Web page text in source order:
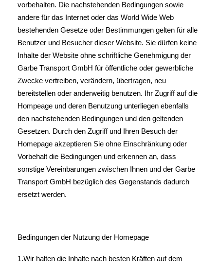
vorbehalten. Die nachstehenden Bedingungen sowie
andere für das Internet oder das World Wide Web
bestehenden Gesetze oder Bestimmungen gelten für alle
Benutzer und Besucher dieser Website. Sie dürfen keine
Inhalte der Website ohne schriftliche Genehmigung der
Garbe Transport GmbH für öffentliche oder gewerbliche
Zwecke vertreiben, verändern, übertragen, neu
bereitstellen oder anderweitig benutzen. Ihr Zugriff auf die
Hompeage und deren Benutzung unterliegen ebenfalls
den nachstehenden Bedingungen und den geltenden
Gesetzen. Durch den Zugriff und Ihren Besuch der
Homepage akzeptieren Sie ohne Einschränkung oder
Vorbehalt die Bedingungen und erkennen an, dass
sonstige Vereinbarungen zwischen Ihnen und der Garbe
Transport GmbH bezüglich des Gegenstands dadurch
ersetzt werden.
Bedingungen der Nutzung der Homepage
1.Wir halten die Inhalte nach besten Kräften auf dem